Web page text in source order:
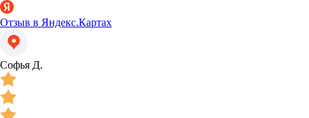
Отзыв в Яндекс.Картах
Софья Д.